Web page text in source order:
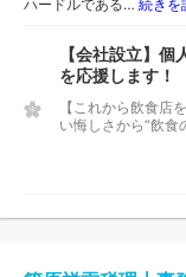
ハードルである… 続きを
【会社設立】
を応援します！
【これから飲食店
い悔しさから“飲食